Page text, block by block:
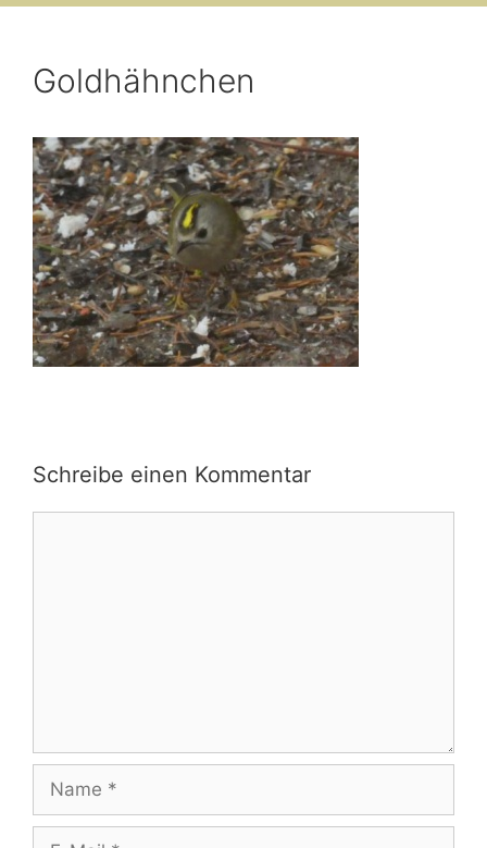
Goldhähnchen
Schreibe einen Kommentar
Name